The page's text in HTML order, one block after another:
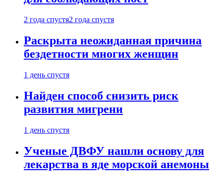
2 года спустя2 года спустя
Раскрыта неожиданная причина
бездетности многих женщин
1 день спустя
Найден способ снизить риск
развития мигрени
1 день спустя
Ученые ДВФУ нашли основу для
лекарства в яде морской анемоны